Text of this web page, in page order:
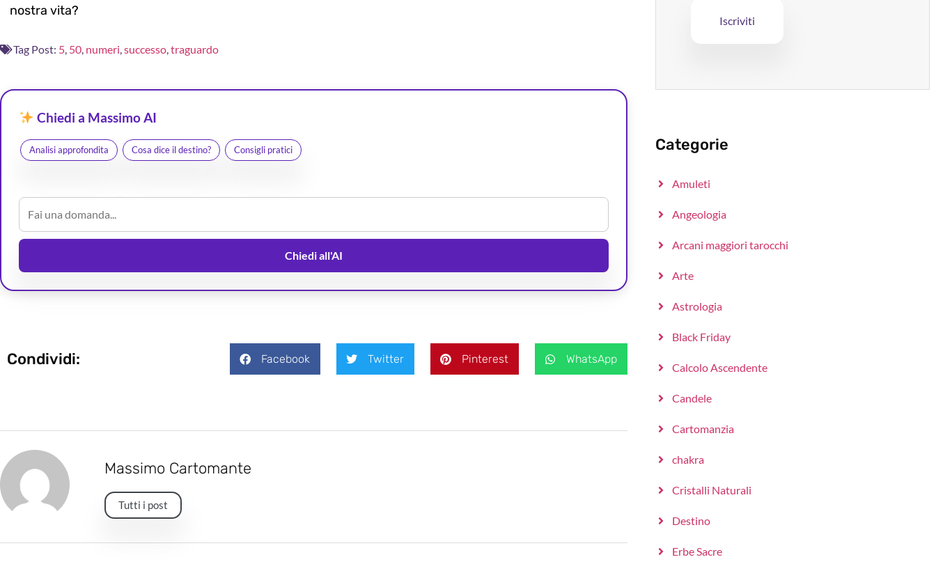
nostra vita?
Tag Post: 5, 50, numeri,successo,traguardo
Chiedi a Massimo AI
Analisi approfondita Cosa dice il destino? Consigli pratici
Chiedi all'AI
Condividi: Facebook Twitter Pinterest WhatsApp
Massimo Cartomante
Tutti i post
Categorie
Amuleti
Angeologia
Arcani maggiori tarocchi
Arte
Astrologia
Black Friday
Calcolo Ascendente
Candele
Cartomanzia
chakra
Cristalli Naturali
Destino
Erbe Sacre